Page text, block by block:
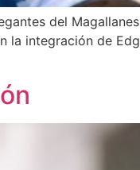
del
la integración de